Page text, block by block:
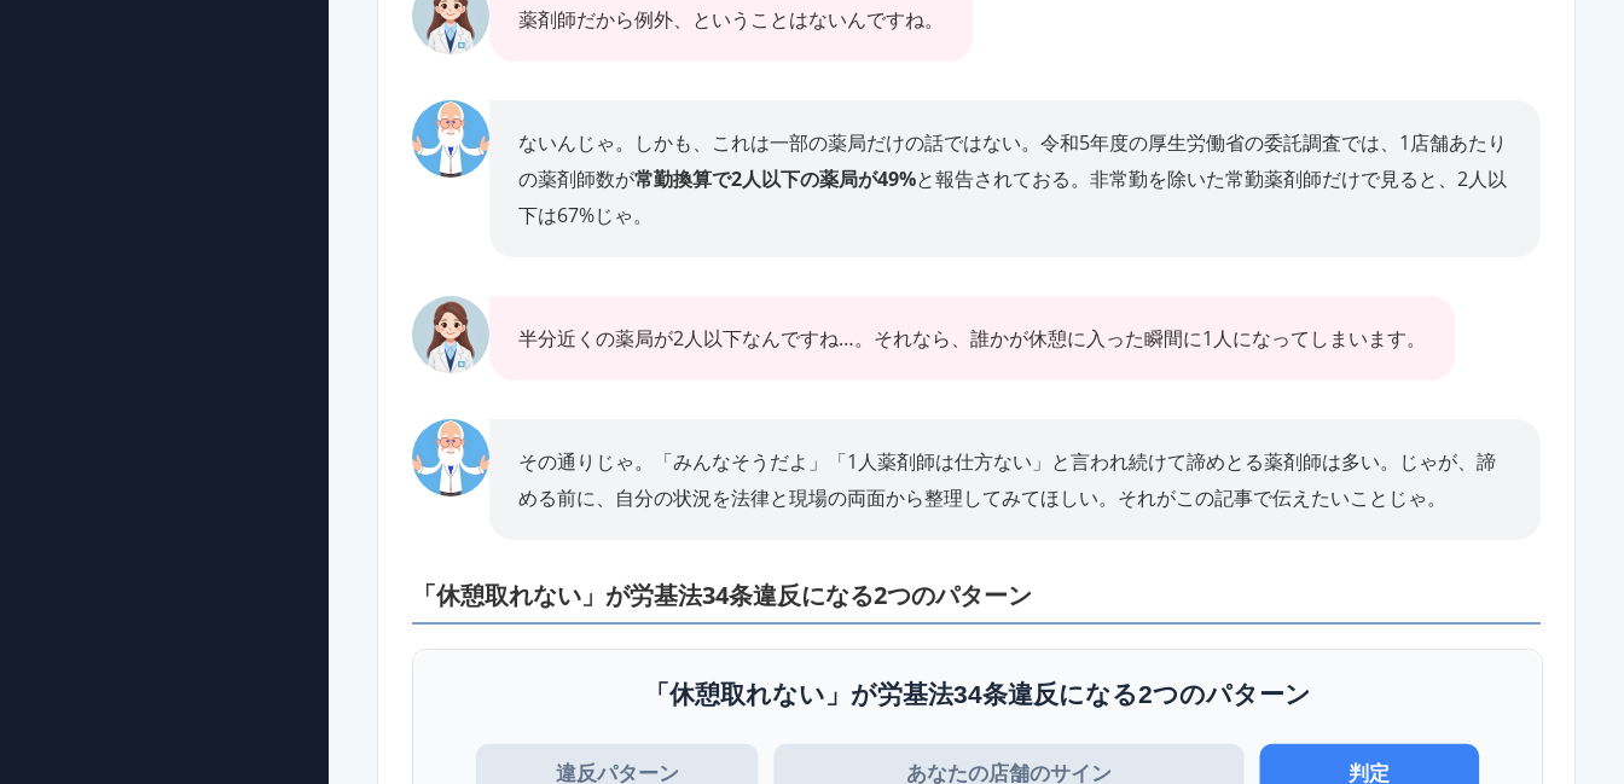
薬剤師だから例外、ということはないんですね。
ないんじゃ。しかも、これは一部の薬局だけの話ではない。令和5年度の厚生労働省の委託調査では、1店舗あたり
の薬剤師数が常勤換算で2人以下の薬局が49%と報告されておる。非常勤を除いた常勤薬剤師だけで見ると、2人以
下は67%じゃ。
半分近くの薬局が2人以下なんですね…。それなら、誰かが休憩に入った瞬間に1人になってしまいます。
その通りじゃ。「みんなそうだよ」「1人薬剤師は仕方ない」と言われ続けて諦めとる薬剤師は多い。じゃが、諦
める前に、自分の状況を法律と現場の両面から整理してみてほしい。それがこの記事で伝えたいことじゃ。
「休憩取れない」が労基法34条違反になる2つのパターン